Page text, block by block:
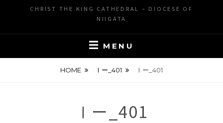
contentCHRIST THE KING CATHEDRAL – DIOCESE OF
NIIGATA
MENU
HOME Ⅰー_401 Ⅰー_401
Ⅰー_401